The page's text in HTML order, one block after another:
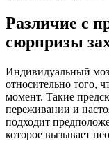
Различие с
сюрпризы
Индивидуальный
относительно того,
момент. Такие
переживании и
подходит
которое вызывает